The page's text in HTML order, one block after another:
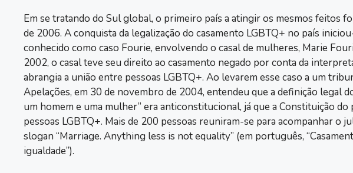
Em se tratando do Sul global, o primeiro país a atingir os mesmos feitos
de 2006. A conquista da legalização do casamento LGBTQ+ no país
conhecido como caso Fourie, envolvendo o casal de mulheres, Marie
2002, o casal teve seu direito ao casamento negado por conta da
abrangia a união entre pessoas LGBTQ+. Ao levarem esse caso a um
Apelações, em 30 de novembro de 2004, entendeu que a definição legal
um homem e uma mulher” era anticonstitucional, já que a Constituição do
pessoas LGBTQ+. Mais de 200 pessoas reuniram-se para acompanhar o
slogan “Marriage. Anything less is not equality” (em português,
igualdade”).